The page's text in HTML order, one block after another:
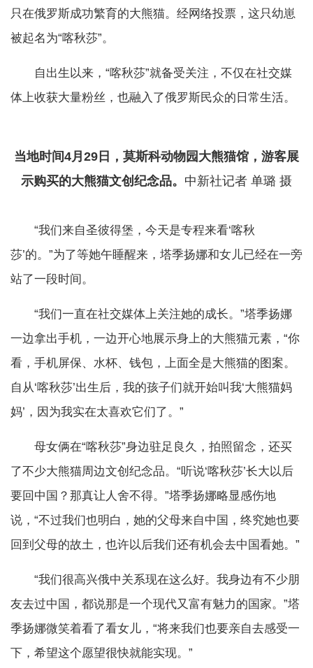
只在俄罗斯成功繁育的大熊猫。经网络投票，这只幼崽
被起名为“喀秋莎”。
自出生以来，“喀秋莎”就备受关注，不仅在社交媒
体上收获大量粉丝，也融入了俄罗斯民众的日常生活。
当地时间4月29日，莫斯科动物园大熊猫馆，游客展
示购买的大熊猫文创纪念品。 中新社记者 单璐 摄
“我们来自圣彼得堡，今天是专程来看‘喀秋
莎’的。”为了等她午睡醒来，塔季扬娜和女儿已经在一旁
站了一段时间。
“我们一直在社交媒体上关注她的成长。”塔季扬娜
一边拿出手机，一边开心地展示身上的大熊猫元素，“你
看，手机屏保、水杯、钱包，上面全是大熊猫的图案。
自从‘喀秋莎’出生后，我的孩子们就开始叫我‘大熊猫妈
妈’，因为我实在太喜欢它们了。”
母女俩在“喀秋莎”身边驻足良久，拍照留念，还买
了不少大熊猫周边文创纪念品。“听说‘喀秋莎’长大以后
要回中国？那真让人舍不得。”塔季扬娜略显感伤地
说，“不过我们也明白，她的父母来自中国，终究她也要
回到父母的故土，也许以后我们还有机会去中国看她。”
“我们很高兴俄中关系现在这么好。我身边有不少朋
友去过中国，都说那是一个现代又富有魅力的国家。”塔
季扬娜微笑着看了看女儿，“将来我们也要亲自去感受一
下，希望这个愿望很快就能实现。”